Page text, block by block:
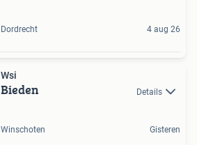
Dordrecht 4 aug 26
Wsi
Bieden Details
Winschoten Gisteren